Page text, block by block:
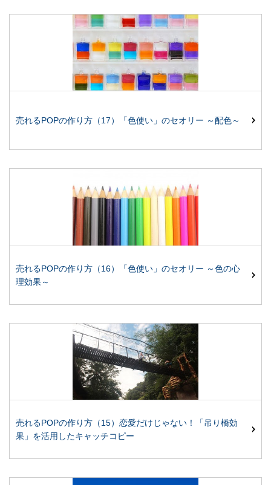
売れるPOPの作り方（17）「色使い」のセオリー ～配色～
売れるPOPの作り方（16）「色使い」のセオリー ～色の心
理効果～
売れるPOPの作り方（15）恋愛だけじゃない！「吊り橋効
果」を活用したキャッチコピー